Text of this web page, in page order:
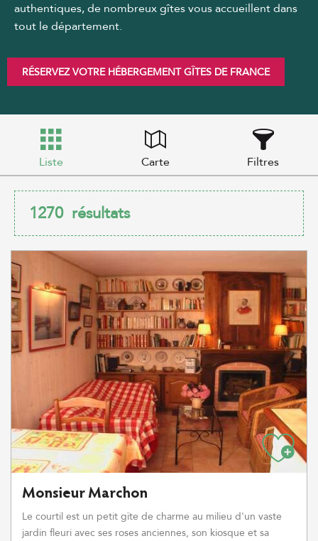
authentiques, de nombreux gîtes vous accueillent dans
tout le département.
RÉSERVEZ VOTRE HÉBERGEMENT GÎTES DE FRANCE
Liste Carte Filtres
1270 résultats
Monsieur Marchon
Le courtil est un petit gîte de charme au milieu d'un vaste
jardin fleuri avec ses roses anciennes, son kiosque et sa